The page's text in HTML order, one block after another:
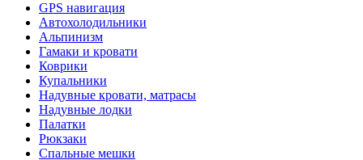
GPS навигация
Автохолодильники
Альпинизм
Гамаки и кровати
Коврики
Купальники
Надувные кровати, матрасы
Надувные лодки
Палатки
Рюкзаки
Спальные мешки